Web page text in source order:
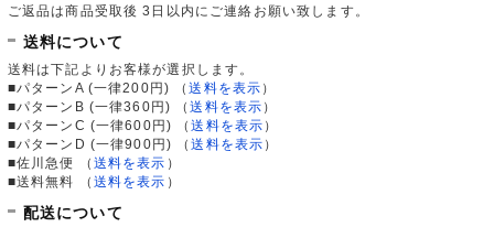
ご返品は商品受取後 3日以内にご連絡お願い致します。
送料について
送料は下記よりお客様が選択します。
■パターンA (一律200円)
（送料を表示 ）
■パターンB (一律360円)
（送料を表示 ）
■パターンC (一律600円)
（送料を表示 ）
■パターンD (一律900円)
（送料を表示 ）
■佐川急便
（ 送料を表示 ）
■送料無料
（ 送料を表示 ）
配送について